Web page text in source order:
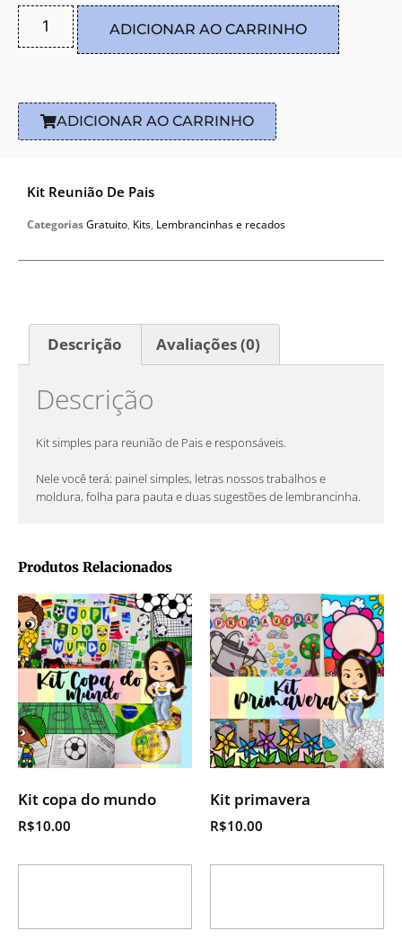
ADICIONAR AO CARRINHO
ADICIONAR AO CARRINHO
Produtos Relacionados
Kit copa do mundo
R$10.00
Kit primavera
R$10.00
Kit Reunião De Pais
CategoriasGratuito, Kits, Lembrancinhas e recados
Descrição Avaliações (0)
Descrição
Kit simples para reunião de Pais e responsáveis.
Nele você terá: painel simples, letras nossos trabalhos e
moldura, folha para pauta e duas sugestões de lembrancinha.